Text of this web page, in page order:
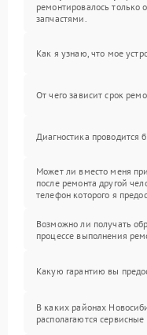
ремонтировалось только
запчастями.
Как я узнаю, что мое
От чего зависит срок
Диагностика проводится
Может ли вместо меня
после ремонта другой
телефон которого я
Возможно ли получать
процессе выполнения
Какую гарантию вы
В каких районах
располагаются